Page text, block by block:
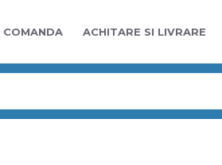
COMANDA ACHITARE SI LIVRARE